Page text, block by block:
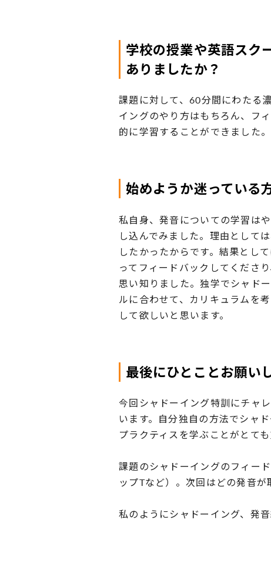
学校の授業や英語スク
ありましたか？
課題に対して、60分間にわたる
イングのやり方はもちろん、フ
的に学習することができました。
始めようか迷っている
私自身、発音についての学習は
し込んでみました。理由として
したかったからです。結果とし
ってフィードバックしてくださ
思い知りました。独学でシャド
ルに合わせて、カリキュラムを
して欲しいと思います。
最後にひとことお願い
今回シャドーイング特訓にチャ
います。自分独自の方法でシャ
プラクティスを学ぶことがとても
課題のシャドーイングのフィー
ップTなど）。次回はどの発音が
私のようにシャドーイング、発